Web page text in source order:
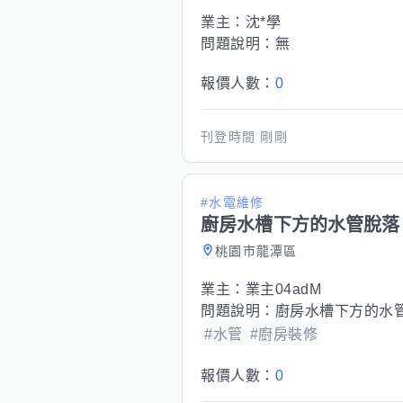
業主： 沈*學
問題說明： 無
報價人數： 0
刊登時間 剛剛
#水電維修
廚房水槽下方的水管脫落
桃園市龍潭區
業主： 業主04adM
問題說明： 廚房水槽下方的水
#水管 #廚房裝修
報價人數： 0